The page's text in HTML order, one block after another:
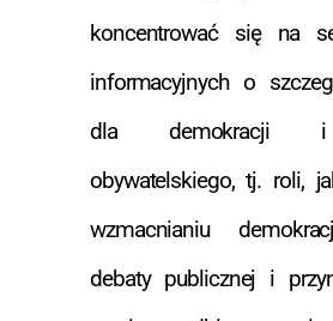
koncentrować się na
informacyjnych o
dla demokracji i
obywatelskiego, tj. roli,
wzmacnianiu
debaty publicznej i